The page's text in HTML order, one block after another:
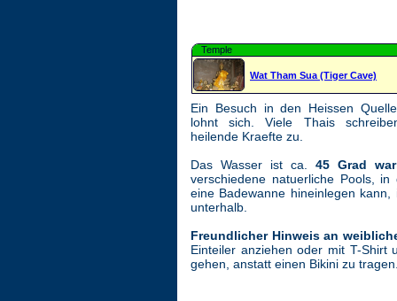
Temple
Wat Tham Sua (Tiger Cave)
Ein Besuch in den Heissen
lohnt sich. Viele Thais
heilende Kraefte zu.
Das Wasser ist ca. 45 Grad
verschiedene natuerliche Pools,
eine Badewanne hineinlegen
unterhalb.
Freundlicher Hinweis an
Einteiler anziehen oder mit T-Shirt
gehen, anstatt einen Bikini zu